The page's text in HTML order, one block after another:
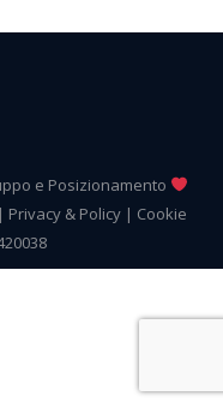
e Posizionamento
Privacy & Policy| Cookie